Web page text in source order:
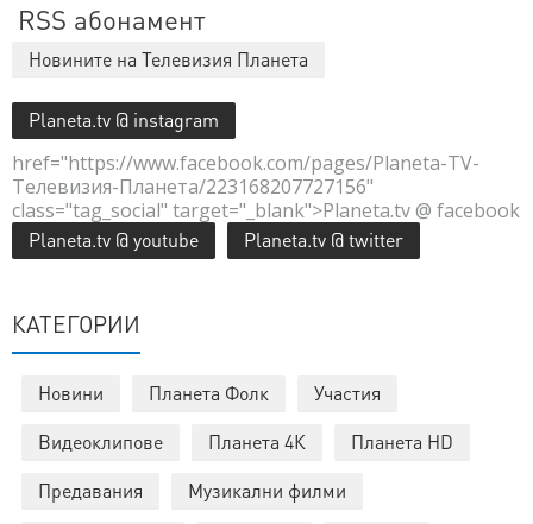
RSS абонамент
Новините на Телевизия Планета
Planeta.tv @ instagram
href="https://www.facebook.com/pages/Planeta-TV-
Телевизия-Планета/223168207727156"
class="tag_social" target="_blank">Planeta.tv @ facebook
Planeta.tv @ youtube Planeta.tv @ twitter
КАТЕГОРИИ
Новини Планета Фолк
Участия
Видеоклипове
Планета 4К
Планета HD
Предавания
Музикални филми